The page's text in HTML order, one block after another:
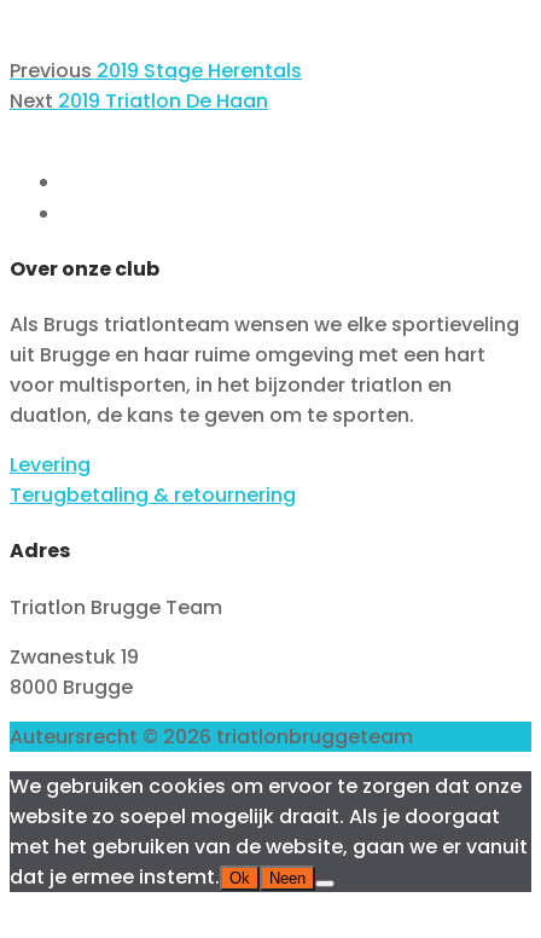
Berichtnavigatie
Previous Previous
post:
2019 Stage Herentals
Next Next
2019 Triatlon De Haan
Over onze club
Als Brugs triatlonteam wensen we elke sportieveling
uit Brugge en haar ruime omgeving met een hart
voor multisporten, in het bijzonder triatlon en
duatlon, de kans te geven om te sporten.
Levering
Terugbetaling & retournering
Adres
Triatlon Brugge Team
Zwanestuk 19
8000 Brugge
Auteursrecht © 2026 triatlonbruggeteam
We gebruiken cookies om ervoor te zorgen dat onze
website zo soepel mogelijk draait. Als je doorgaat
met het gebruiken van de website, gaan we er vanuit
dat je ermee instemt. Ok Neen